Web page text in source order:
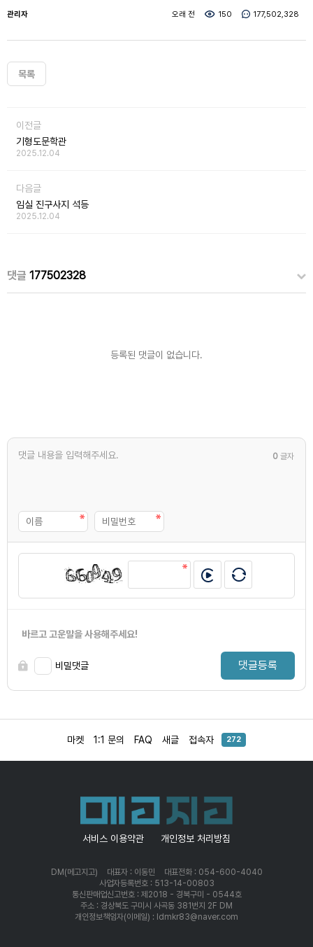
관리자 오래 전 150 177,502,328
목록
이전글
기형도문학관
2025.12.04
다음글
임실 진구사지 석등
2025.12.04
댓글 177502328
등록된 댓글이 없습니다.
0 글자
바르고 고운말을 사용해주세요!
비밀댓글 댓글등록
마켓 1:1 문의 FAQ 새글 접속자 272
서비스 이용약관 개인정보 처리방침
DM(메고지고) 대표자 : 이동민
대표전화 : 054-600-4040
사업자등록번호 : 513-14-00803
통신판매업신고번호 : 제2018 - 경북구미 - 0544호
주소 : 경상북도 구미시 사곡동 381번지 2F DM
개인정보책임자(이메일) : ldmkr83@naver.com